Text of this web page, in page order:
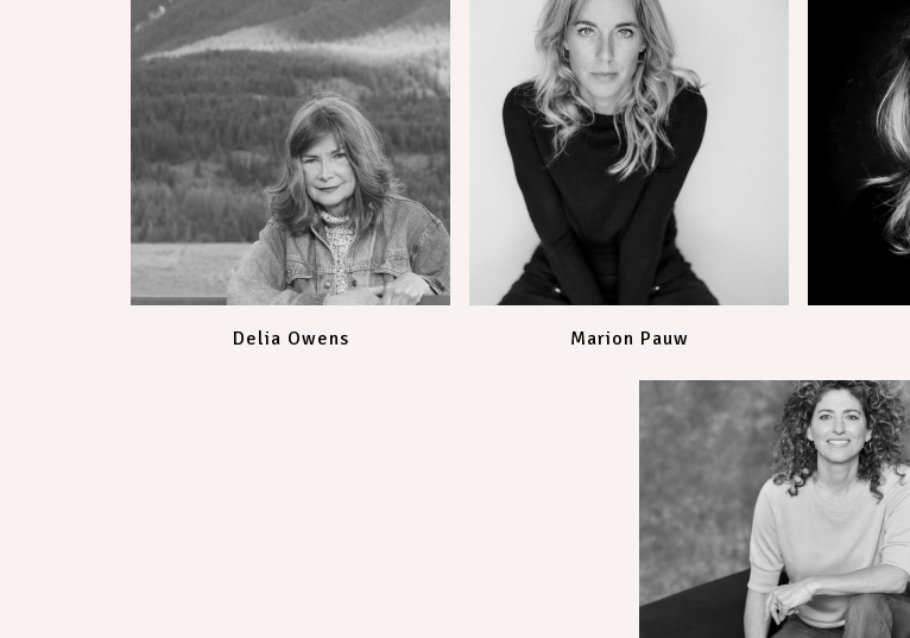
Delia Owens Marion Pauw